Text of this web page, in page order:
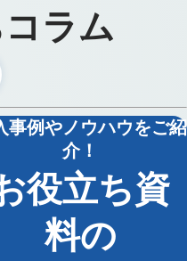
ラム
事例やノウハウをご紹
介！
役立ち資
料の